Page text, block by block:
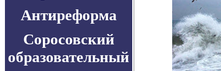
Антиреформа
Соросовский
образовательный